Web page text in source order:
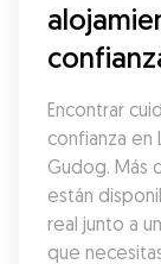
Encontrar
confianza en
Gudog. Más
están
real junto a
que